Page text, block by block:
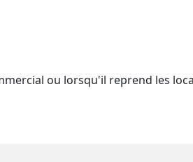
ou lorsqu'il reprend les